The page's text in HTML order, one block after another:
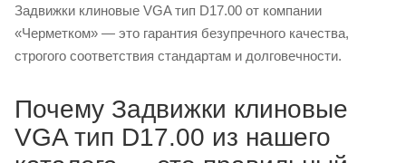
Задвижки клиновые VGA тип D17.00 от компании
«Черметком» — это гарантия безупречного качества,
строгого соответствия стандартам и долговечности.
Почему Задвижки клиновые
VGA тип D17.00 из нашего